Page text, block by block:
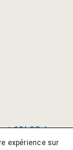
13h00 à
expérience sur